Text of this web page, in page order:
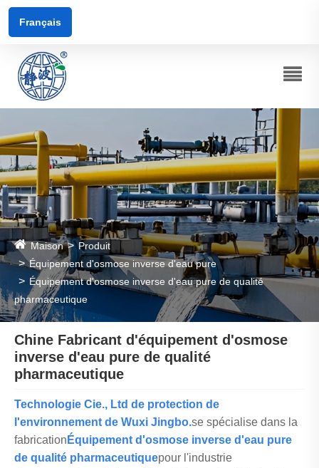
Français
Maison
Produit
Équipement d'osmose inverse d'eau pure
Équipement d'osmose inverse d'eau pure de qualité
pharmaceutique
Chine Fabricant d'équipement d'osmose
inverse d'eau pure de qualité
pharmaceutique
Technologie Cie., Ltd de protection de
l'environnement de Wuxi Jingbo.se spécialise dans la
fabrication Équipement d'osmose inverse d'eau pure
de qualité pharmaceutiquepour l'industrie